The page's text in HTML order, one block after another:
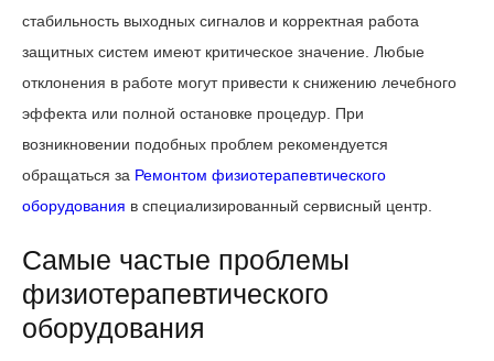
стабильность выходных сигналов и корректная работа
защитных систем имеют критическое значение. Любые
отклонения в работе могут привести к снижению лечебного
эффекта или полной остановке процедур. При
возникновении подобных проблем рекомендуется
обращаться за Ремонтом физиотерапевтического
оборудования в специализированный сервисный центр.
Самые частые проблемы
физиотерапевтического
оборудования